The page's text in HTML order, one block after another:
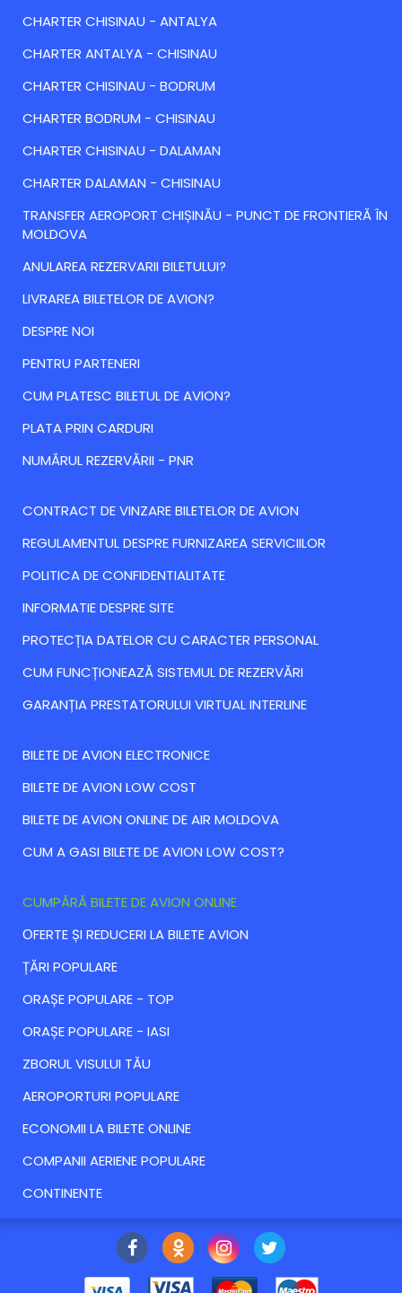
CHARTER CHISINAU - ANTALYA
CHARTER ANTALYA - CHISINAU
CHARTER CHISINAU - BODRUM
CHARTER BODRUM - CHISINAU
CHARTER CHISINAU - DALAMAN
CHARTER DALAMAN - CHISINAU
TRANSFER AEROPORT CHIȘINĂU - PUNCT DE FRONTIERĂ ÎN
MOLDOVA
ANULAREA REZERVARII BILETULUI?
LIVRAREA BILETELOR DE AVION?
DESPRE NOI
PENTRU PARTENERI
CUM PLATESC BILETUL DE AVION?
PLATA PRIN CARDURI
NUMĂRUL REZERVĂRII - PNR
CONTRACT DE VINZARE BILETELOR DE AVION
REGULAMENTUL DESPRE FURNIZAREA SERVICIILOR
POLITICA DE CONFIDENTIALITATE
INFORMATIE DESPRE SITE
PROTECȚIA DATELOR CU CARACTER PERSONAL
CUM FUNCȚIONEAZĂ SISTEMUL DE REZERVĂRI
GARANȚIA PRESTATORULUI VIRTUAL INTERLINE
BILETE DE AVION ELECTRONICE
BILETE DE AVION LOW COST
BILETE DE AVION ONLINE DE AIR MOLDOVA
CUM A GASI BILETE DE AVION LOW COST?
CUMPĂRĂ BILETE DE AVION ONLINE
ОFERTE ȘI REDUCERI LA BILETE AVION
ȚĂRI POPULARE
ORAȘE POPULARE - TOP
ORAȘE POPULARE - IASI
ZBORUL VISULUI TĂU
AEROPORTURI POPULARE
ECONOMII LA BILETE ONLINE
COMPANII AERIENE POPULARE
CONTINENTE